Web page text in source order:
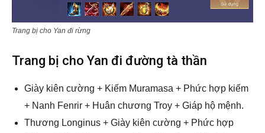
Trang bị cho Yan đi rừng
Trang bị cho Yan đi đường tà thần
Giày kiên cường + Kiếm Muramasa + Phức hợp kiếm
+ Nanh Fenrir + Huân chương Troy + Giáp hộ mệnh.
Thương Longinus + Giày kiên cường + Phức hợp